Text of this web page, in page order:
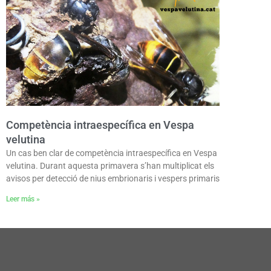
Competència intraespecífica en Vespa
velutina
Un cas ben clar de competència intraespecífica en Vespa
velutina. Durant aquesta primavera s’han multiplicat els
avisos per detecció de nius embrionaris i vespers primaris
Leer más »